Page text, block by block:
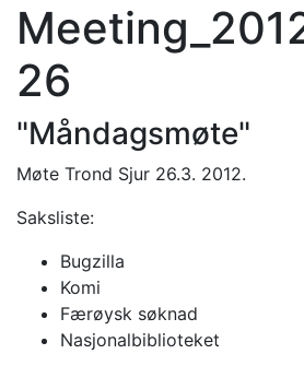
26
"Måndagsmøte"
Møte Trond Sjur 26.3. 2012.
Saksliste:
Bugzilla
Komi
Færøysk søknad
Nasjonalbiblioteket